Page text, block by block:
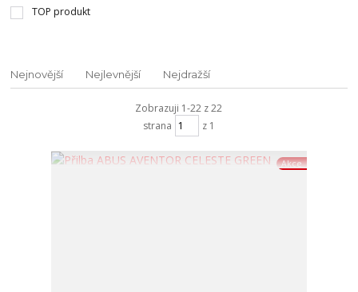
TOP produkt
Nejnovější Nejlevnější Nejdražší
Zobrazuji 1-22 z 22
strana
z 1
Akce